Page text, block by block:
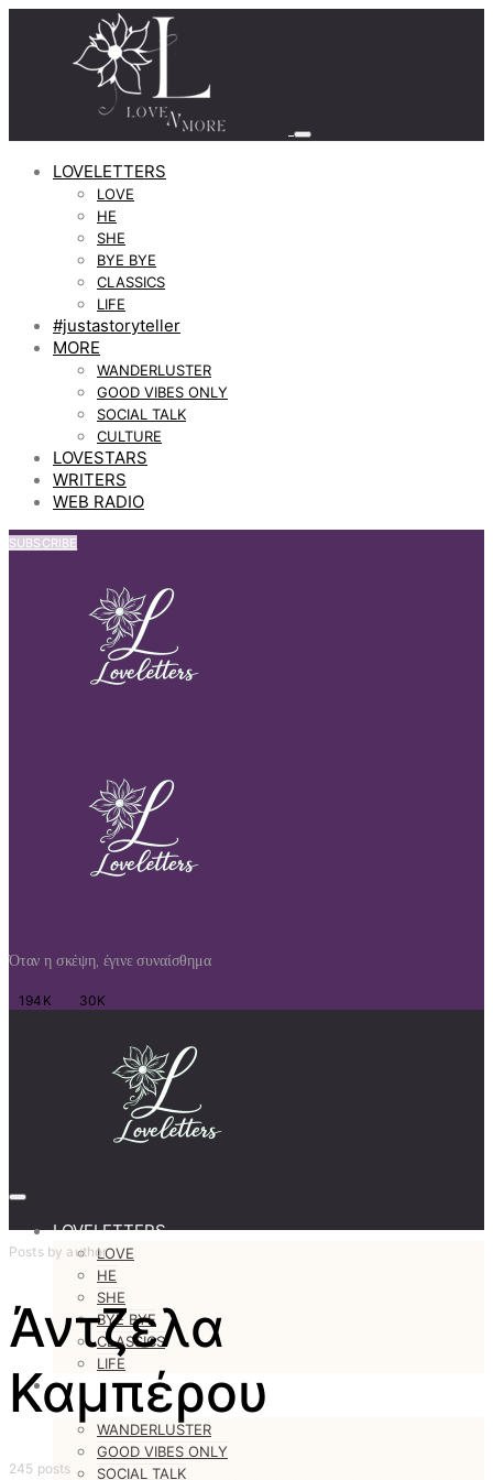
LOVELETTERS
LOVE
HE
SHE
BYE BYE
CLASSICS
LIFE
#justastoryteller
MORE
WANDERLUSTER
GOOD VIBES ONLY
SOCIAL TALK
CULTURE
LOVESTARS
WRITERS
WEB RADIO
SUBSCRIBE
Όταν η σκέψη, έγινε συναίσθημα
194K 30K
LOVELETTERS
LOVE
HE
SHE
BYE BYE
CLASSICS
LIFE
#justastoryteller
MORE
WANDERLUSTER
GOOD VIBES ONLY
SOCIAL TALK
Posts by author
Άντζελα
Καμπέρου
245 posts